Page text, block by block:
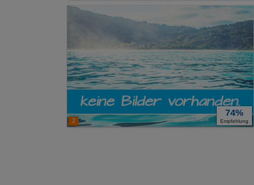
Social Media Cookies
Advertising
Erweiterte Einstellungen
2
74%
Empfehlung